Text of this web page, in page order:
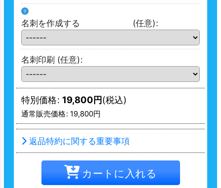
?
名刺を作成する (任意):
名刺印刷 (任意):
特別価格: 19,800円(税込)
通常販売価格: 19,800円
返品特約に関する重要事項
カートに入れる